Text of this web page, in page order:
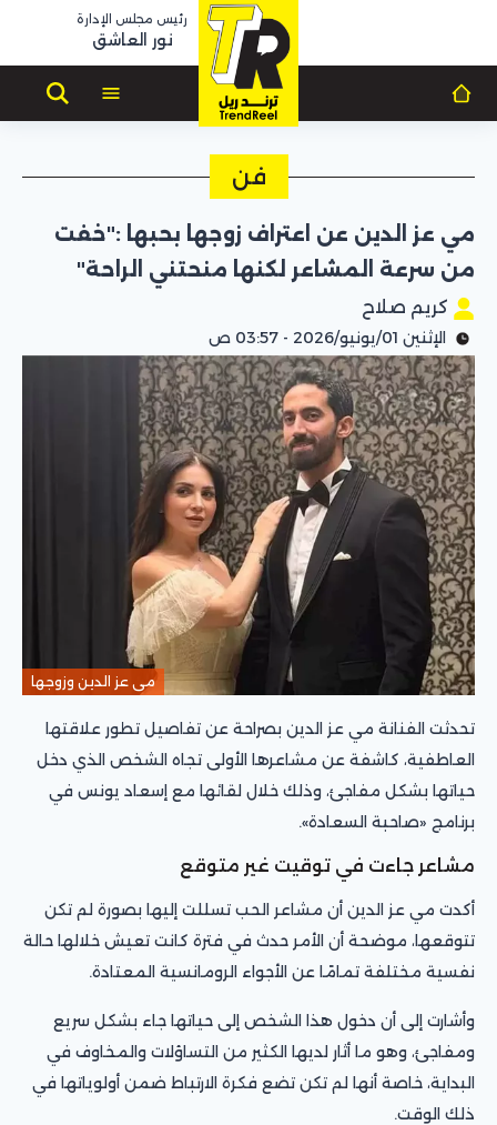
رئيس مجلس الإدارة
نور العاشق
فن
مي عز الدين عن اعتراف زوجها بحبها :"خفت
من سرعة المشاعر لكنها منحتني الراحة"
كريم صلاح
الإثنين 01/يونيو/2026 - 03:57 ص
مى عز الدين وزوجها
تحدثت الفنانة مي عز الدين بصراحة عن تفاصيل تطور علاقتها
العاطفية، كاشفة عن مشاعرها الأولى تجاه الشخص الذي دخل
حياتها بشكل مفاجئ، وذلك خلال لقائها مع إسعاد يونس في
برنامج «صاحبة السعادة».
مشاعر جاءت في توقيت غير متوقع
أكدت مي عز الدين أن مشاعر الحب تسللت إليها بصورة لم تكن
تتوقعها، موضحة أن الأمر حدث في فترة كانت تعيش خلالها حالة
نفسية مختلفة تمامًا عن الأجواء الرومانسية المعتادة.
وأشارت إلى أن دخول هذا الشخص إلى حياتها جاء بشكل سريع
ومفاجئ، وهو ما أثار لديها الكثير من التساؤلات والمخاوف في
البداية، خاصة أنها لم تكن تضع فكرة الارتباط ضمن أولوياتها في
ذلك الوقت.